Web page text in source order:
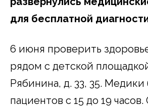
для бесплатной
6 июня проверить
рядом с детской
Рябинина, д. 33, 35. Медики
пациентов с 15 до 19 часов.